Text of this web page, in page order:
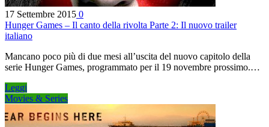
17 Settembre 2015 0
Hunger Games – Il canto della rivolta Parte 2: Il nuovo trailer
italiano
Mancano poco più di due mesi all’uscita del nuovo capitolo della
serie Hunger Games, programmato per il 19 novembre prossimo.…
Leggi
Movies & Series